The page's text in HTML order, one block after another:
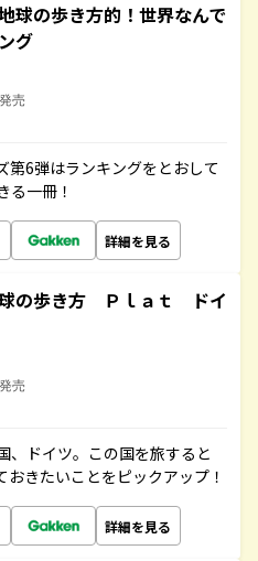
の歩き方的！世界なんで
グ
売
第6弾はランキングをとおして
る一冊！
詳細を見る
の歩き方 Ｐｌａｔ ドイ
売
、ドイツ。この国を旅すると
きたいことをピックアップ！
詳細を見る